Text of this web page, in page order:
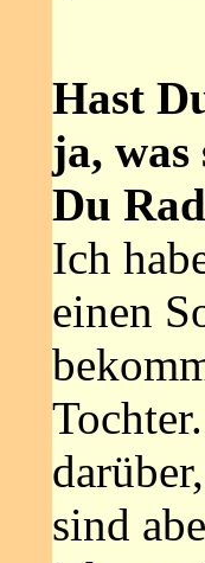
Hast
ja, was
Du
Ich
einen
sind